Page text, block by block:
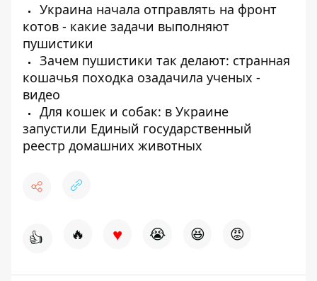
Украина начала отправлять на фронт
котов - какие задачи выполняют
пушистики
Зачем пушистики так делают: странная
кошачья походка озадачила ученых -
видео
Для кошек и собак: в Украине
запустили Единый государственный
реестр домашних животных
👍 🔥 ♥ 😭 😆 😡